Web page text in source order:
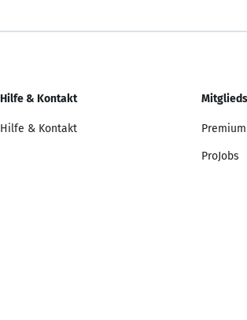
Hilfe & Kontakt
Hilfe & Kontakt Premium
ProJobs